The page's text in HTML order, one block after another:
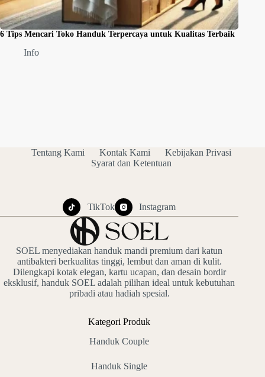
6 Tips Mencari Toko Handuk Terpercaya untuk Kualitas Terbaik
Info
Tentang Kami Kontak Kami
Kebijakan Privasi
Syarat dan Ketentuan
TikTok Instagram
SOEL menyediakan handuk mandi premium dari katun
antibakteri berkualitas tinggi, lembut dan aman di kulit.
Dilengkapi kotak elegan, kartu ucapan, dan desain bordir
eksklusif, handuk SOEL adalah pilihan ideal untuk kebutuhan
pribadi atau hadiah spesial.
Kategori Produk
Handuk Couple
Handuk Single